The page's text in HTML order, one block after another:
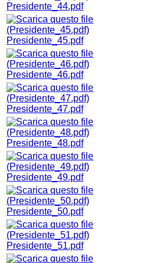
Presidente_44.pdf
Presidente_45.pdf
Presidente_46.pdf
Presidente_47.pdf
Presidente_48.pdf
Presidente_49.pdf
Presidente_50.pdf
Presidente_51.pdf